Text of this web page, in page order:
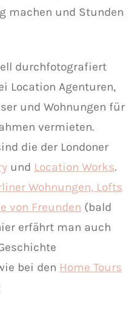
machen und Stunden
durchfotografiert
Location Agenturen,
und Wohnungen für
vermieten.
die der Londoner
und Location Works.
Wohnungen, Lofts
von Freunden (bald
erfährt man auch
bei den Home Tours